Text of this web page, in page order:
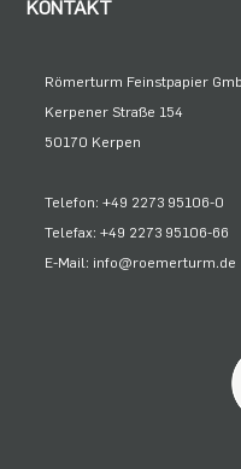
KONTAKT
Römerturm Feinstpapier
Kerpener Straße 154
50170 Kerpen
Telefon: +49 2273 95106-0
Telefax: +49 2273 95106-66
E-Mail: